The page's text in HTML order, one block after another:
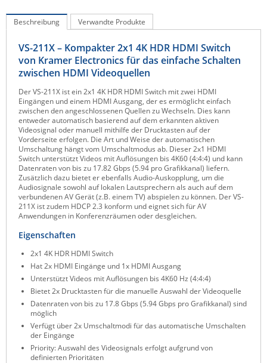
Panorama Antennas
PatchSee
Power Kingdom
Raritan
Riello UPS
Server Technology
Siretta
SIRIO Antenne
Sunbird
Tactical Software
TEKTELIC
Teltonika
Unwired Networks
Vision
WATTECO
Westermo
Yuasa
Beschreibung Verwandte Produkte
VS-211X – Kompakter 2x1 4K HDR HDMI Switch
von Kramer Electronics für das einfache Schalten
zwischen HDMI Videoquellen
Der VS-211X ist ein 2x1 4K HDR HDMI Switch mit zwei HDMI
Eingängen und einem HDMI Ausgang, der es ermöglicht einfach
zwischen den angeschlossenen Quellen zu Wechseln. Dies kann
entweder automatisch basierend auf dem erkannten aktiven
Videosignal oder manuell mithilfe der Drucktasten auf der
Vorderseite erfolgen. Die Art und Weise der automatischen
Umschaltung hängt vom Umschaltmodus ab. Dieser 2x1 HDMI
Switch unterstützt Videos mit Auflösungen bis 4K60 (4:4:4) und kann
Datenraten von bis zu 17.82 Gbps (5.94 pro Grafikkanal) liefern.
Zusätzlich dazu bietet er ebenfalls Audio-Auskopplung, um die
Audiosignale sowohl auf lokalen Lautsprechern als auch auf dem
verbundenen AV Gerät (z.B. einem TV) abspielen zu können. Der VS-
211X ist zudem HDCP 2.3 konform und eignet sich für AV
Anwendungen in Konferenzräumen oder desgleichen.
Eigenschaften
2x1 4K HDR HDMI Switch
Hat 2x HDMI Eingänge und 1x HDMI Ausgang
Unterstützt Videos mit Auflösungen bis 4K60 Hz (4:4:4)
Bietet 2x Drucktasten für die manuelle Auswahl der Videoquelle
Datenraten von bis zu 17.8 Gbps (5.94 Gbps pro Grafikkanal) sind
möglich
Verfügt über 2x Umschaltmodi für das automatische Umschalten
der Eingänge
Priority: Auswahl des Videosignals erfolgt aufgrund von
definierten Prioritäten